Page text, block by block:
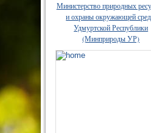
Министерство природных
и охраны окружающей
Удмуртской Республики
(Минприроды УР)